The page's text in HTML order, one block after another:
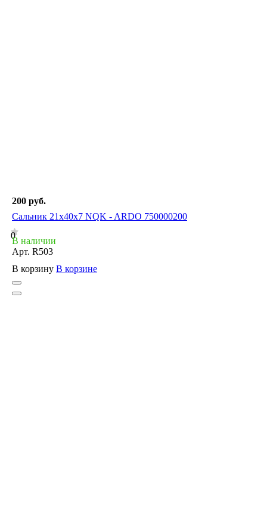
200 руб.
Сальник 21x40x7 NQK - ARDO 750000200
0
В наличии
Арт. R503
В корзину В корзине